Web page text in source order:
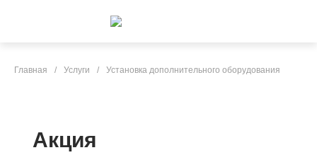
Главная / Услуги / Установка дополнительного оборудования
Акция